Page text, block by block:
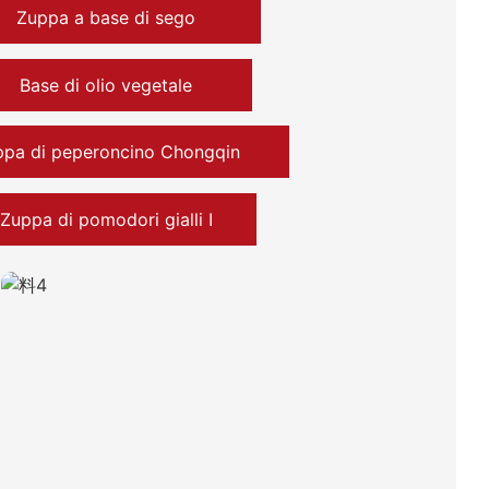
Zuppa a base di sego
Base di olio vegetale
di peperoncino Chongqin
Zuppa di pomodori gialli Ⅰ